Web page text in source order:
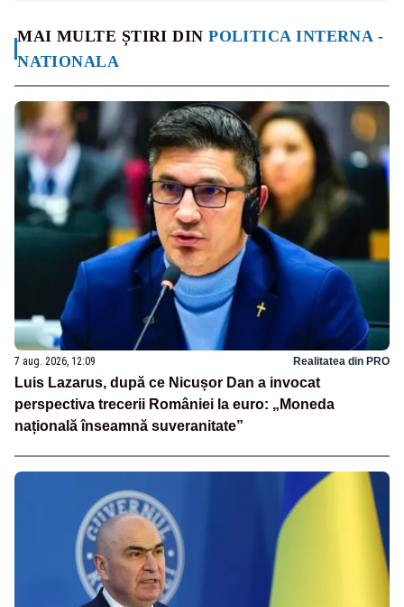
MAI MULTE ȘTIRI DINPOLITICA INTERNA -
NATIONALA
7 aug. 2026, 12:09 Realitatea din PRO
Luis Lazarus, după ce Nicușor Dan a invocat
perspectiva trecerii României la euro: „Moneda
națională înseamnă suveranitate”